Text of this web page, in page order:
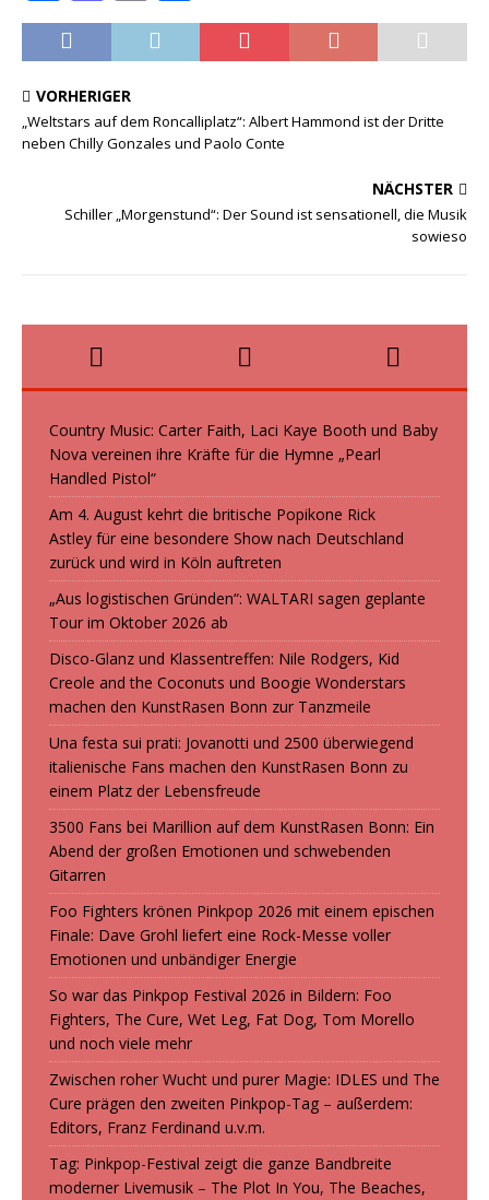
a
c
e
b
o
k
a
st
o
d
o
m
ai
ei
le
VORHERIGER
„Weltstars auf dem Roncalliplatz“: Albert Hammond ist der Dritte
neben Chilly Gonzales und Paolo Conte
NÄCHSTER
Schiller „Morgenstund“: Der Sound ist sensationell, die Musik
sowieso
Country Music: Carter Faith, Laci Kaye Booth und Baby
Nova vereinen ihre Kräfte für die Hymne „Pearl
Handled Pistol“
Am 4. August kehrt die britische Popikone Rick
Astley für eine besondere Show nach Deutschland
zurück und wird in Köln auftreten
„Aus logistischen Gründen“: WALTARI sagen geplante
Tour im Oktober 2026 ab
Disco-Glanz und Klassentreffen: Nile Rodgers, Kid
Creole and the Coconuts und Boogie Wonderstars
machen den KunstRasen Bonn zur Tanzmeile
Una festa sui prati: Jovanotti und 2500 überwiegend
italienische Fans machen den KunstRasen Bonn zu
einem Platz der Lebensfreude
3500 Fans bei Marillion auf dem KunstRasen Bonn: Ein
Abend der großen Emotionen und schwebenden
Gitarren
Foo Fighters krönen Pinkpop 2026 mit einem epischen
Finale: Dave Grohl liefert eine Rock-Messe voller
Emotionen und unbändiger Energie
So war das Pinkpop Festival 2026 in Bildern: Foo
Fighters, The Cure, Wet Leg, Fat Dog, Tom Morello
und noch viele mehr
Zwischen roher Wucht und purer Magie: IDLES und The
Cure prägen den zweiten Pinkpop-Tag – außerdem:
Editors, Franz Ferdinand u.v.m.
Tag: Pinkpop-Festival zeigt die ganze Bandbreite
moderner Livemusik – The Plot In You, The Beaches,